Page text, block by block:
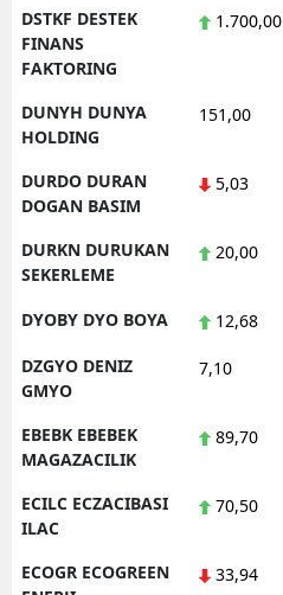
DSTKF DESTEK
FINANS
FAKTORING
1.700,00
DUNYH DUNYA
HOLDING
151,00
DURDO DURAN
DOGAN BASIM
5,03
DURKN DURUKAN
SEKERLEME
20,00
DYOBY DYO BOYA 12,68
DZGYO DENIZ
GMYO
7,10
EBEBK EBEBEK
MAGAZACILIK
89,70
ECILC ECZACIBASI
ILAC
70,50
ECOGR ECOGREEN
33,94